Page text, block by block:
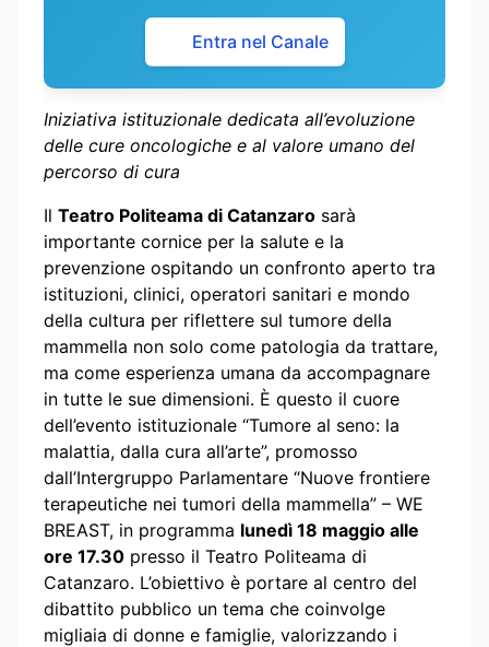
Entra nel Canale
Iniziativa istituzionale dedicata all’evoluzione
delle cure oncologiche e al valore umano del
percorso di cura
Il Teatro Politeama di Catanzaro sarà
importante cornice per la salute e la
prevenzione ospitando un confronto aperto tra
istituzioni, clinici, operatori sanitari e mondo
della cultura per riflettere sul tumore della
mammella non solo come patologia da trattare,
ma come esperienza umana da accompagnare
in tutte le sue dimensioni. È questo il cuore
dell’evento istituzionale “Tumore al seno: la
malattia, dalla cura all’arte”, promosso
dall’Intergruppo Parlamentare “Nuove frontiere
terapeutiche nei tumori della mammella” – WE
BREAST, in programma lunedì 18 maggio alle
ore 17.30 presso il Teatro Politeama di
Catanzaro. L’obiettivo è portare al centro del
dibattito pubblico un tema che coinvolge
migliaia di donne e famiglie, valorizzando i